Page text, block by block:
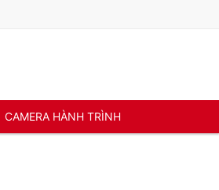
CAMERA HÀNH TRÌNH